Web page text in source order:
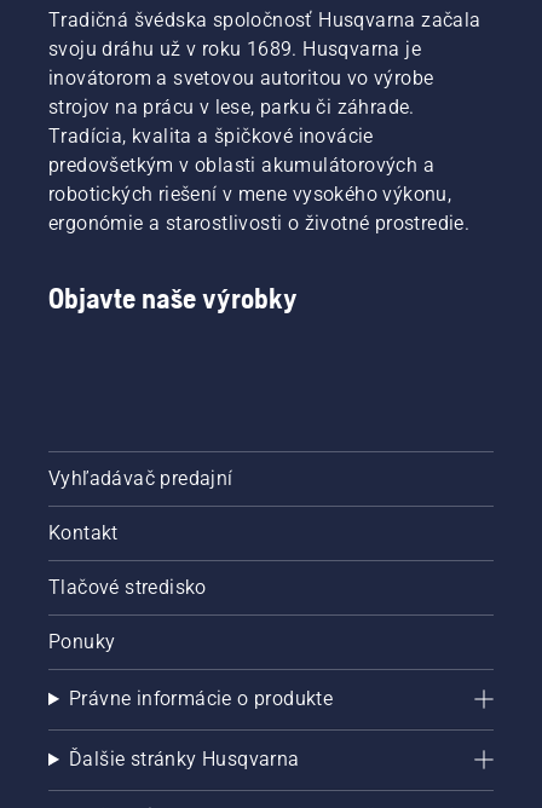
Tradičná švédska spoločnosť Husqvarna začala
svoju dráhu už v roku 1689. Husqvarna je
inovátorom a svetovou autoritou vo výrobe
strojov na prácu v lese, parku či záhrade.
Tradícia, kvalita a špičkové inovácie
predovšetkým v oblasti akumulátorových a
robotických riešení v mene vysokého výkonu,
ergonómie a starostlivosti o životné prostredie.
Objavte naše výrobky
Vyhľadávač predajní
Kontakt
Tlačové stredisko
Ponuky
Právne informácie o produkte
Ďalšie stránky Husqvarna